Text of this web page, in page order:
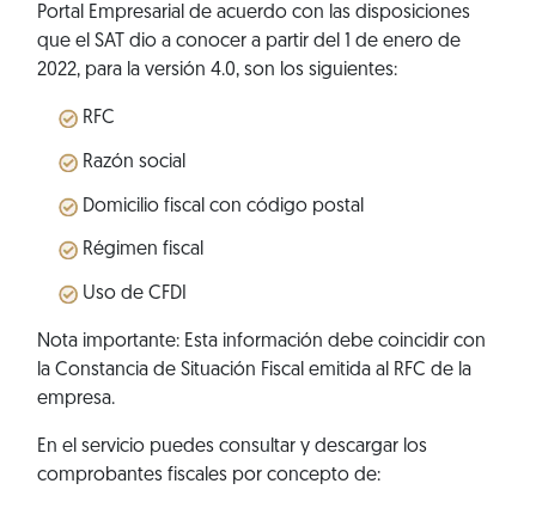
Portal Empresarial de acuerdo con las disposiciones
que el SAT dio a conocer a partir del 1 de enero de
2022, para la versión 4.0, son los siguientes:
RFC
Razón social
Domicilio fiscal con código postal
Régimen fiscal
Uso de CFDI
Nota importante: Esta información debe coincidir con
la Constancia de Situación Fiscal emitida al RFC de la
empresa.
En el servicio puedes consultar y descargar los
comprobantes fiscales por concepto de: